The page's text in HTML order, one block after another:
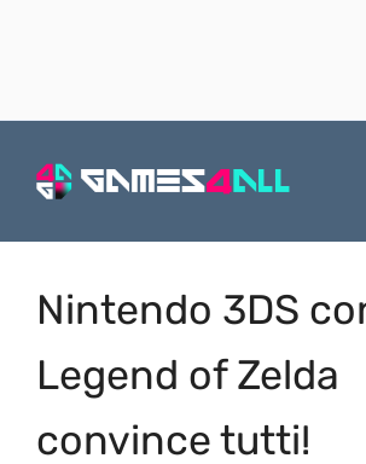
Nintendo 3DS
Legend of Zelda
convince tutti!